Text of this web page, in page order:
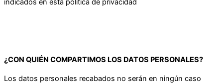
indicados en esta política de privacidad
¿CON QUIÉN COMPARTIMOS LOS DATOS PERSONALES?
Los datos personales recabados no serán en ningún caso